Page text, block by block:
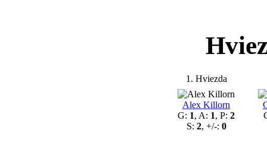
1. Hviezda
Alex Killorn
G: 1, A: 1, P: 2
S: 2, +/-: 0